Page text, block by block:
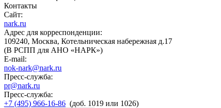
Контакты
Сайт:
nark.ru
Адрес для корреспонденции:
109240, Москва, Котельническая набережная д.17
(В РСПП для АНО «НАРК»)
E-mail:
nok-nark@nark.ru
Пресс-служба:
pr@nark.ru
Пресс-служба:
+7 (495) 966-16-86 (доб. 1019 или 1026)